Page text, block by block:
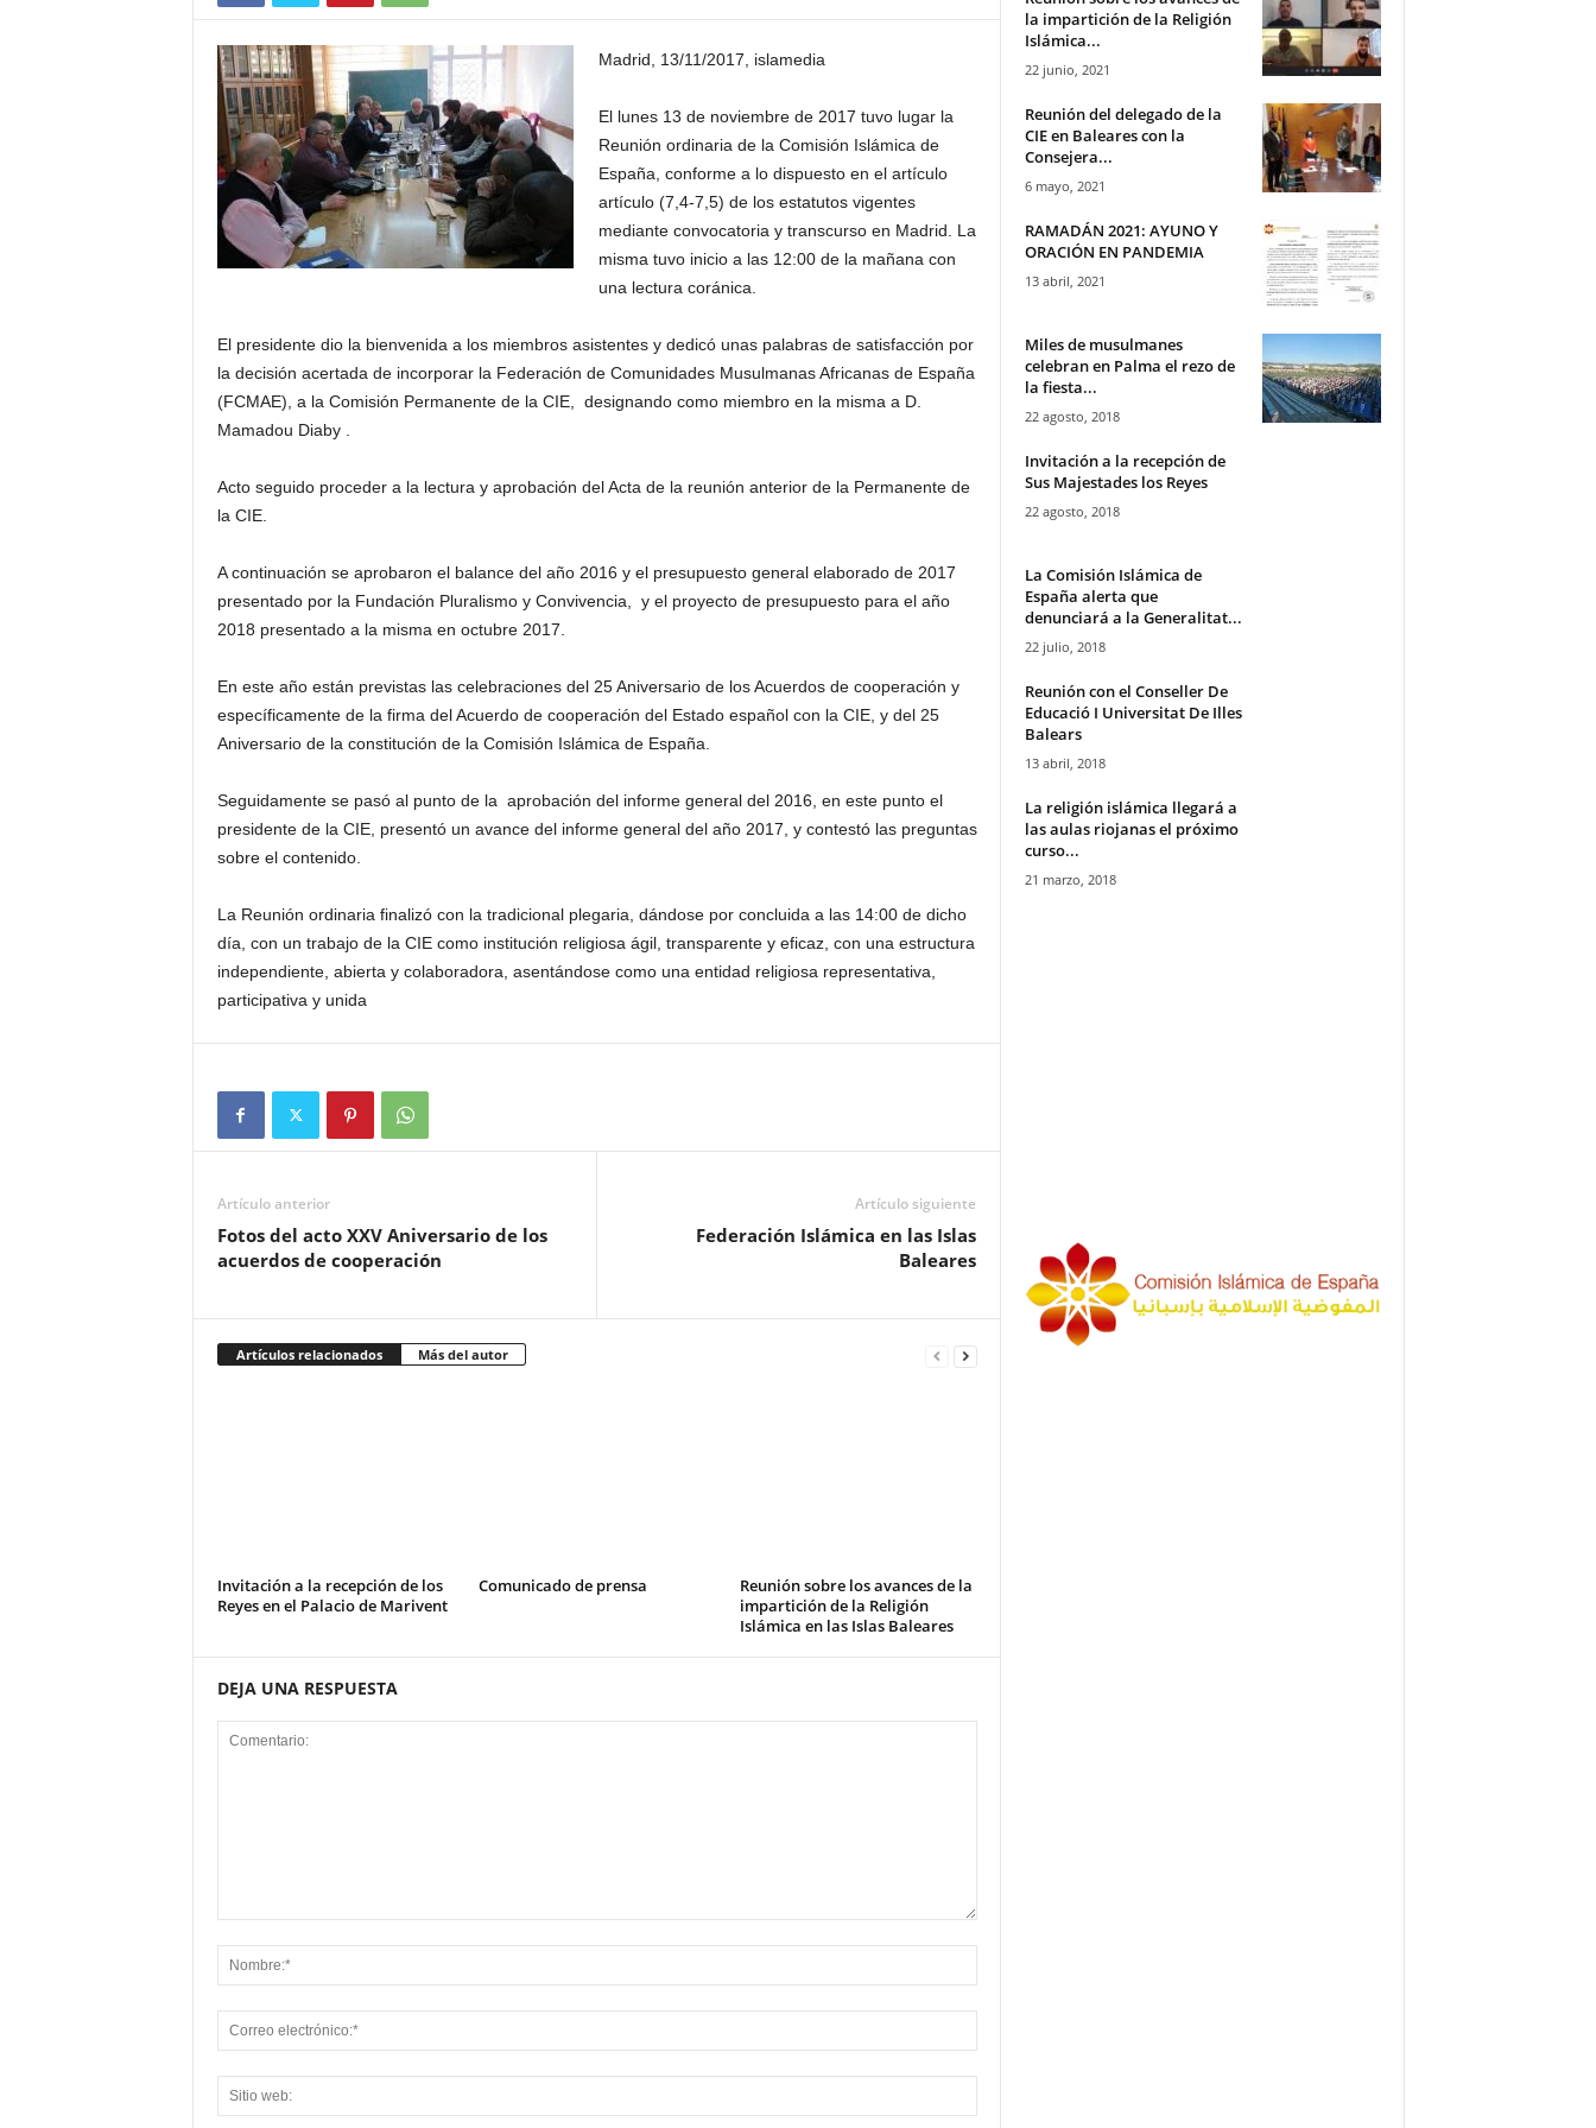
Madrid, 13/11/2017, islamedia
El lunes 13 de noviembre de 2017 tuvo lugar la
Reunión ordinaria de la Comisión Islámica de
España, conforme a lo dispuesto en el artículo
artículo (7,4-7,5) de los estatutos vigentes
mediante convocatoria y transcurso en Madrid. La
misma tuvo inicio a las 12:00 de la mañana con
una lectura coránica.
El presidente dio la bienvenida a los miembros asistentes y dedicó unas palabras de satisfacción por
la decisión acertada de incorporar la Federación de Comunidades Musulmanas Africanas de España
(FCMAE), a la Comisión Permanente de la CIE, designando como miembro en la misma a D.
Mamadou Diaby .
Acto seguido proceder a la lectura y aprobación del Acta de la reunión anterior de la Permanente de
la CIE.
A continuación se aprobaron el balance del año 2016 y el presupuesto general elaborado de 2017
presentado por la Fundación Pluralismo y Convivencia, y el proyecto de presupuesto para el año
2018 presentado a la misma en octubre 2017.
En este año están previstas las celebraciones del 25 Aniversario de los Acuerdos de cooperación y
específicamente de la firma del Acuerdo de cooperación del Estado español con la CIE, y del 25
Aniversario de la constitución de la Comisión Islámica de España.
Seguidamente se pasó al punto de la aprobación del informe general del 2016, en este punto el
presidente de la CIE, presentó un avance del informe general del año 2017, y contestó las preguntas
sobre el contenido.
La Reunión ordinaria finalizó con la tradicional plegaria, dándose por concluida a las 14:00 de dicho
día, con un trabajo de la CIE como institución religiosa ágil, transparente y eficaz, con una estructura
independiente, abierta y colaboradora, asentándose como una entidad religiosa representativa,
participativa y unida
Artículo anterior
Fotos del acto XXV Aniversario de los
acuerdos de cooperación
Artículo siguiente
Federación Islámica en las Islas
Baleares
Artículos relacionados Más del autor
Invitación a la recepción de los
Reyes en el Palacio de Marivent
Comunicado de prensa
Reunión sobre los avances de la
impartición de la Religión
Islámica en las Islas Baleares
DEJA UNA RESPUESTA
la impartición de la Religión
Islámica...
22 junio, 2021
Reunión del delegado de la
CIE en Baleares con la
Consejera...
6 mayo, 2021
RAMADÁN 2021: AYUNO Y
ORACIÓN EN PANDEMIA
13 abril, 2021
Miles de musulmanes
celebran en Palma el rezo de
la fiesta...
22 agosto, 2018
Invitación a la recepción de
Sus Majestades los Reyes
22 agosto, 2018
La Comisión Islámica de
España alerta que
denunciará a la Generalitat...
22 julio, 2018
Reunión con el Conseller De
Educació I Universitat De Illes
Balears
13 abril, 2018
La religión islámica llegará a
las aulas riojanas el próximo
curso...
21 marzo, 2018